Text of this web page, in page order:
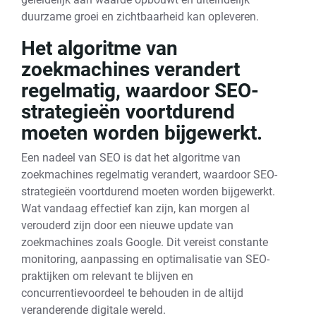
duurzame groei en zichtbaarheid kan opleveren.
Het algoritme van
zoekmachines verandert
regelmatig, waardoor SEO-
strategieën voortdurend
moeten worden bijgewerkt.
Een nadeel van SEO is dat het algoritme van
zoekmachines regelmatig verandert, waardoor SEO-
strategieën voortdurend moeten worden bijgewerkt.
Wat vandaag effectief kan zijn, kan morgen al
verouderd zijn door een nieuwe update van
zoekmachines zoals Google. Dit vereist constante
monitoring, aanpassing en optimalisatie van SEO-
praktijken om relevant te blijven en
concurrentievoordeel te behouden in de altijd
veranderende digitale wereld.